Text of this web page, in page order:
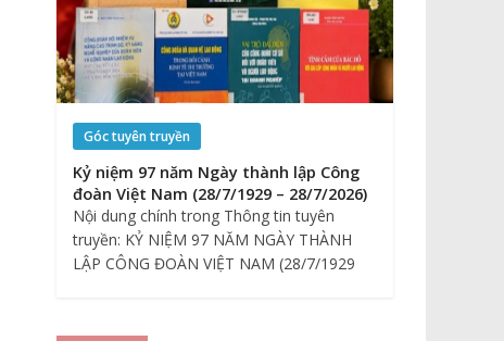
Góc tuyên truyền
Kỷ niệm 97 năm Ngày thành lập Công
đoàn Việt Nam (28/7/1929 – 28/7/2026)
Nội dung chính trong Thông tin tuyên
truyền: KỶ NIỆM 97 NĂM NGÀY THÀNH
LẬP CÔNG ĐOÀN VIỆT NAM (28/7/1929